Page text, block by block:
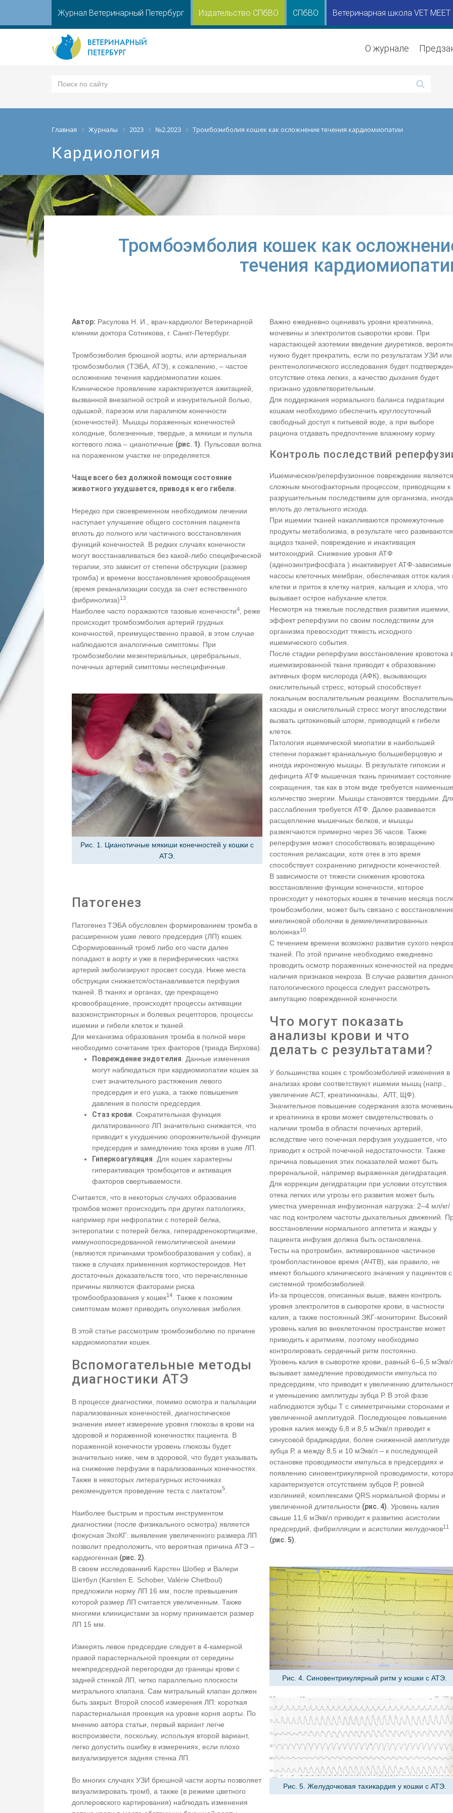
Журнал Ветеринарный Петербург Издательство СПбВО СПбВО Ветеринарная школа VET MEET
О журнале
Главная Журналы 2023 №2.2023 Тромбоэмболия кошек как осложнение течения кардиомиопатии
Кардиология
Тромбоэмболия кошек как
течения
Автор: Расулова Н. И., врач-кардиолог Ветеринарной
клиники доктора Сотникова, г. Санкт-Петербург.
Тромбоэмболия брюшной аорты, или артериальная
тромбоэмболия (ТЭБА, АТЭ), к сожалению, – частое
осложнение течения кардиомиопатии кошек.
Клиническое проявление характеризуется ажитацией,
вызванной внезапной острой и изнурительной болью,
одышкой, парезом или параличом конечности
(конечностей). Мышцы пораженных конечностей
холодные, болезненные, твердые, а мякиши и пульпа
когтевого ложа – цианотичные (рис. 1) . Пульсовая волна
на пораженном участке не определяется.
Чаще всего без должной помощи состояние
животного ухудшается, приводя к его гибели.
Нередко при своевременном необходимом лечении
наступает улучшение общего состояния пациента
вплоть до полного или частичного восстановления
функций конечностей. В редких случаях конечности
могут восстанавливаться без какой-либо специфической
терапии, это зависит от степени обструкции (размер
тромба) и времени восстановления кровообращения
(время реканализации сосуда за счет естественного
фибринолиза)13
Наиболее часто поражаются тазовые конечности4
, реже
происходит тромбоэмболия артерий грудных
конечностей, преимущественно правой, в этом случае
наблюдаются аналогичные симптомы. При
тромбоэмболии мезентериальных, церебральных,
почечных артерий симптомы неспецифичные.
Рис. 1. Цианотичные мякиши конечностей у кошки с
АТЭ.
Патогенез
Патогенез ТЭБА обусловлен формированием тромба в
расширенном ушке левого предсердия (ЛП) кошек.
Сформированный тромб либо его части далее
попадают в аорту и уже в периферических частях
артерий эмболизируют просвет сосуда. Ниже места
обструкции снижается/останавливается перфузия
тканей. В тканях и органах, где прекращено
кровообращение, происходят процессы активации
вазоконстрикторных и болевых рецепторов, процессы
ишемии и гибели клеток и тканей.
Для механизма образования тромба в полной мере
необходимо сочетание трех факторов (триада Вирхова).
Повреждение эндотелия . Данные изменения
могут наблюдаться при кардиомиопатии кошек за
счет значительного растяжения левого
предсердия и его ушка, а также повышения
давления в полости предсердия.
Стаз крови . Сократительная функция
дилатированного ЛП значительно снижается, что
приводит к ухудшению опорожнительной функции
предсердия и замедлению тока крови в ушке ЛП.
Гиперкоагуляция . Для кошек характерны
гиперактивация тромбоцитов и активация
факторов свертываемости.
Считается, что в некоторых случаях образование
тромбов может происходить при других патологиях,
например при нефропатии с потерей белка,
энтеропатии с потерей белка, гиперадренокортицизме,
иммуноопосредованной гемолитической анемии
(являются причинами тромбообразования у собак), а
также в случаях применения кортикостероидов. Нет
достаточных доказательств того, что перечисленные
причины являются факторами риска
тромбообразования у кошек14
. Также к похожим
симптомам может приводить опухолевая эмболия.
В этой статье рассмотрим тромбоэмболию по причине
кардиомиопатии кошек.
Вспомогательные методы
диагностики АТЭ
В процессе диагностики, помимо осмотра и пальпации
парализованных конечностей, диагностическое
значение имеет измерение уровня глюкозы в крови на
здоровой и пораженной конечностях пациента. В
пораженной конечности уровень глюкозы будет
значительно ниже, чем в здоровой, что будет указывать
на снижение перфузии в парализованных конечностях.
Также в некоторых литературных источниках
рекомендуется проведение теста с лактатом5
Наиболее быстрым и простым инструментом
диагностики (после физикального осмотра) является
фокусная ЭхоКГ: выявление увеличенного размера ЛП
позволит предположить, что вероятная причина АТЭ –
кардиогенная (рис. 2)
В своем исследовании6 Карстен Шобер и Валери
Шетбул (Karsten E. Schober, Valérie Chetboul)
предложили норму ЛП 16 мм, после превышения
которой размер ЛП считается увеличенным. Также
многими клиницистами за норму принимается размер
ЛП 15 мм.
Измерять левое предсердие следует в 4-камерной
правой парастернальной проекции от середины
межпредсердной перегородки до границы крови с
задней стенкой ЛП, четко параллельно плоскости
митрального клапана. Сам митральный клапан должен
быть закрыт. Второй способ измерения ЛП: короткая
парастернальная проекция на уровне корня аорты. По
мнению автора статьи, первый вариант легче
воспроизвести, поскольку, используя второй вариант,
легко допустить ошибку в измерениях, если плохо
визуализируется задняя стенка ЛП.
Во многих случаях УЗИ брюшной части аорты позволяет
визуализировать тромб, а также (в режиме цветного
доплеровского картирования) наблюдать изменения
Важно ежедневно оценивать уровни креатинина,
мочевины и электролитов сыворотки крови. При
нарастающей азотемии введение диуретиков,
нужно будет прекратить, если по результатам УЗИ или
рентгенологического исследования будет
отсутствие отека легких, а качество дыхания будет
признано удовлетворительным.
Для поддержания нормального баланса гидратации
кошкам необходимо обеспечить круглосуточный
свободный доступ к питьевой воде, а при выборе
рациона отдавать предпочтение влажному корму
Контроль последствий
Ишемическое/реперфузионное повреждение является
сложным многофакторным процессом, приводящим к
разрушительным последствиям для организма, иногда
вплоть до летального исхода.
При ишемии тканей накапливаются промежуточные
продукты метаболизма, в результате чего развиваются
ацидоз тканей, повреждение и инактивация
митохондрий. Снижение уровня АТФ
(аденозинтрифосфата ) инактивирует АТФ-зависимые
насосы клеточных мембран, обеспечивая отток калия
клетки и приток в клетку натрия, кальция и хлора, что
вызывает острое набухание клеток.
Несмотря на тяжелые последствия развития ишемии,
эффект реперфузии по своим последствиям для
организма превосходит тяжесть исходного
ишемического события.
После стадии реперфузии восстановление кровотока
ишемизированной ткани приводит к образованию
активных форм кислорода (АФК), вызывающих
окислительный стресс, который способствует
локальным воспалительным реакциям.
каскады и окислительный стресс могут впоследствии
вызвать цитокиновый шторм, приводящий к гибели
клеток.
Патология ишемической миопатии в наибольшей
степени поражает краниальную большеберцовую и
иногда икроножную мышцы. В результате гипоксии и
дефицита АТФ мышечная ткань принимает состояние
сокращения, так как в этом виде требуется
количество энергии. Мышцы становятся твердыми.
расслабления требуется АТФ. Далее развивается
расщепление мышечных белков, и мышцы
размягчаются примерно через 36 часов. Также
реперфузия может способствовать возвращению
состояния релаксации, хотя отек в это время
способствует сохранению ригидности конечностей.
В зависимости от тяжести снижения кровотока
восстановление функции конечности, которое
происходит у некоторых кошек в течение месяца
тромбоэмболии, может быть связано с
миелиновой оболочки в демиелинизированных
волокнах10.
С течением времени возможно развитие сухого
тканей. По этой причине необходимо ежедневно
проводить осмотр пораженных конечностей на
наличия признаков некроза. В случае развития
патологического процесса следует рассмотреть
ампутацию поврежденной конечности.
Что могут показать
анализы крови и что
делать с результатами?
У большинства кошек с тромбоэмболией изменения в
анализах крови соответствуют ишемии мышц (напр.,
увеличение АСТ, креатинкиназы, АЛТ, ЩФ).
Значительное повышение содержания азота
и креатинина в крови может свидетельствовать о
наличии тромба в области почечных артерий,
вследствие чего почечная перфузия ухудшается, что
приводит к острой почечной недостаточности. Также
причина повышения этих показателей может быть
преренальной, например выраженная дегидратация.
Для коррекции дегидратации при условии отсутствия
отека легких или угрозы его развития может быть
уместна умеренная инфузионная нагрузка: 2–4 мл/кг/
час под контролем частоты дыхательных движений.
восстановлении нормального аппетита и жажды у
пациента инфузия должна быть остановлена.
Тесты на протромбин, активированное частичное
тромбопластиновое время (АЧТВ), как правило, не
имеют большого клинического значения у пациентов с
системной тромбоэмболией.
Из-за процессов, описанных выше, важен контроль
уровня электролитов в сыворотке крови, в частности
калия, а также постоянный ЭКГ-мониторинг. Высокий
уровень калия во внеклеточном пространстве может
приводить к аритмиям, поэтому необходимо
контролировать сердечный ритм постоянно.
Уровень калия в сыворотке крови, равный 6–6,5 мЭкв/
вызывает замедление проводимости импульса по
предсердиям, что приводит к увеличению
и уменьшению амплитуды зубца Р. В этой фазе
наблюдаются зубцы Т с симметричными сторонами и
увеличенной амплитудой. Последующее повышение
уровня калия между 6,8 и 8,5 мЭкв/л приводит к
синусовой брадикардии, более сниженной амплитуде
зубца Р, а между 8,5 и 10 мЭкв/л – к последующей
остановке проводимости импульса в предсердиях и
появлению синовентрикулярной проводимости,
характеризуется отсутствием зубцов Р, ровной
изолинией, комплексами QRS нормальной формы и
увеличенной длительности (рис. 4) . Уровень калия
свыше 11,6 мЭкв/л приводит к развитию асистолии
предсердий, фибрилляции и асистолии желудочков11
(рис. 5)
Рис. 4. Синовентрикулярный ритм у кошки с АТЭ.
Рис. 5. Желудочковая тахикардия у кошки с АТЭ.